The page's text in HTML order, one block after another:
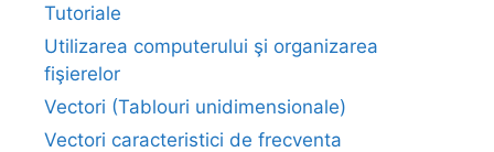
Tutoriale
Utilizarea computerului şi organizarea
fişierelor
Vectori (Tablouri unidimensionale)
Vectori caracteristici de frecventa